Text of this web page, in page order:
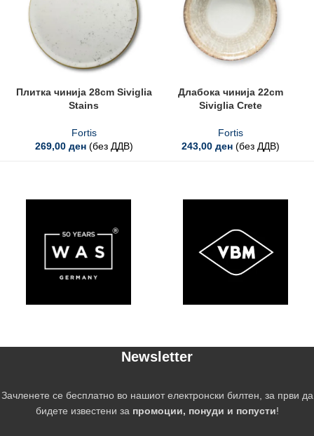
Плитка чинија 28cm Siviglia
Stains
Fortis
269,00 ден (без ДДВ)
Длабока чинија 22cm
Siviglia Crete
Fortis
243,00 ден (без ДДВ)
Newsletter
Зачленете се бесплатно во нашиот електронски билтен, за први да
бидете известени за промоции, понуди и попусти!